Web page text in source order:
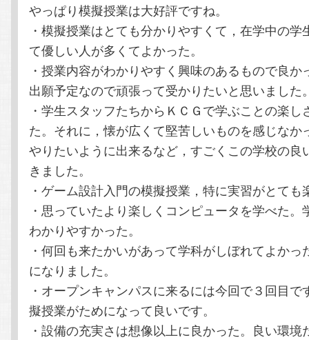
動
やっぱり模擬授業は大好評ですね。
・模擬授業はとても分かりやすくて，在学中の学
て優しい人が多くてよかった。
・授業内容がわかりやすく興味のあるもので良か
出願予定なので頑張って受かりたいと思いました
・学生スタッフたちからＫＣＧで学ぶことの楽し
た。それに，懐が広くて堅苦しいものを感じなか
やりたいように出来るなど，すごくこの学校の良
きました。
・ゲーム設計入門の模擬授業，特に実習がとても
・思っていたより楽しくコンピュータを学べた。
わかりやすかった。
・何回も来たかいがあって学科がしぼれてよかっ
になりました。
・オープンキャンパスに来るには今回で３回目で
擬授業がためになって良いです。
・設備の充実さは想像以上に良かった。良い環境